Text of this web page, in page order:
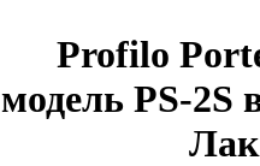
Profilo
модель PS-2S